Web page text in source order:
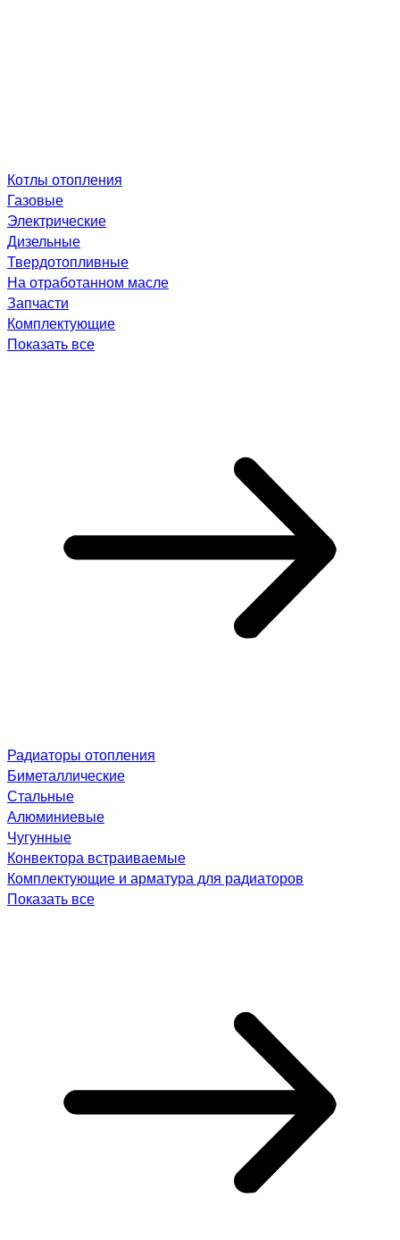
Котлы отопления
Газовые
Электрические
Дизельные
Твердотопливные
На отработанном масле
Запчасти
Комплектующие
Показать все
Радиаторы отопления
Биметаллические
Стальные
Алюминиевые
Чугунные
Конвектора встраиваемые
Комплектующие и арматура для радиаторов
Показать все